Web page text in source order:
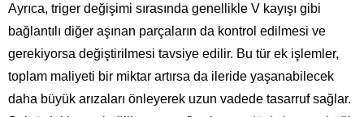
Ayrıca, triger değişimi sırasında genellikle V kayışı gibi
bağlantılı diğer aşınan parçaların da kontrol edilmesi ve
gerekiyorsa değiştirilmesi tavsiye edilir. Bu tür ek işlemler,
toplam maliyeti bir miktar artırsa da ileride yaşanabilecek
daha büyük arızaları önleyerek uzun vadede tasarruf sağlar.